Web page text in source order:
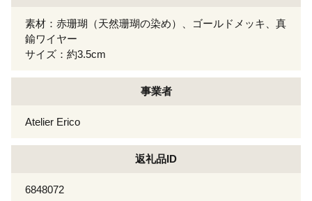
素材：赤珊瑚（天然珊瑚の染め）、ゴールドメッキ、真
鍮ワイヤー
サイズ：約3.5cm
事業者
Atelier Erico
返礼品ID
6848072